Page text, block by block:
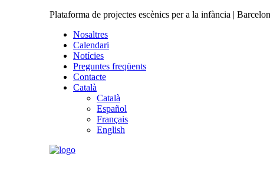
Plataforma de projectes escènics per a la infància |
Nosaltres
Calendari
Notícies
Preguntes freqüents
Contacte
Català
Català
Español
Français
English